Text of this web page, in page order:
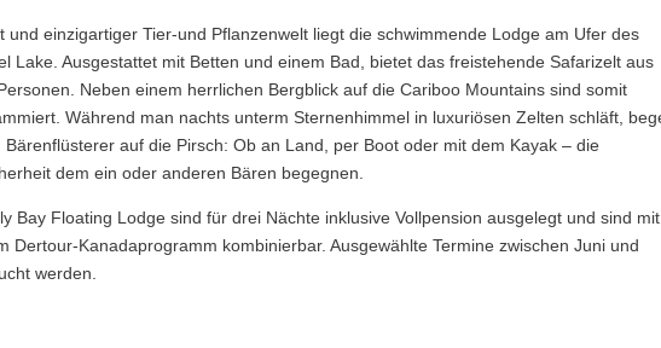
und einzigartiger Tier-und Pflanzenwelt liegt die schwimmende Lodge am Ufer des
Lake. Ausgestattet mit Betten und einem Bad, bietet das freistehende Safarizelt aus
Neben einem herrlichen Bergblick auf die Cariboo Mountains sind somit
Während man nachts unterm Sternenhimmel in luxuriösen Zelten schläft,
auf die Pirsch: Ob an Land, per Boot oder mit dem Kayak – die
dem ein oder anderen Bären begegnen.
Bay Floating Lodge sind für drei Nächte inklusive Vollpension ausgelegt und sind mit
Dertour-Kanadaprogramm kombinierbar. Ausgewählte Termine zwischen Juni und
werden.